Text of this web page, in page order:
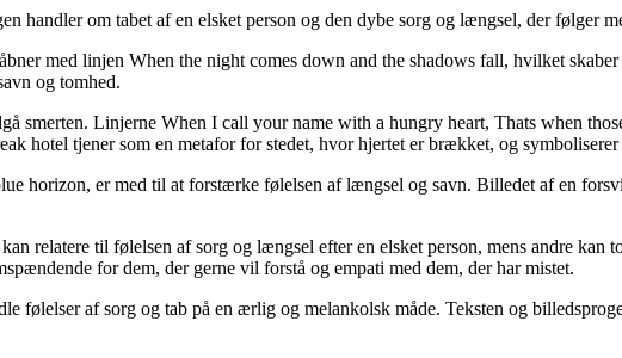
handler om tabet af en elsket person og den dybe sorg og længsel, der følger
med linjen When the night comes down and the shadows fall, hvilket
og tomhed.
smerten. Linjerne When I call your name with a hungry heart, Thats when
hotel tjener som en metafor for stedet, hvor hjertet er brækket, og symboliserer
horizon, er med til at forstærke følelsen af længsel og savn. Billedet af en
relatere til følelsen af sorg og længsel efter en elsket person, mens andre kan
for dem, der gerne vil forstå og empati med dem, der har mistet.
følelser af sorg og tab på en ærlig og melankolsk måde. Teksten og